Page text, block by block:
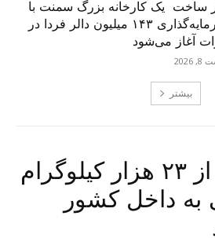
ساخت یک کارخانه بزرگ سمنت با
سرمایه‌گذاری ۱۴۳ میلیون دالر فردا در
آغاز می‌شود
بیشتر
از ورود بیش از ۲۳ هزار کیلوگرام
به داخل کشور